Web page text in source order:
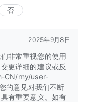
言（英语、阿拉伯语、德
语、日语、中文、俄语、
亚语、土耳其语、韩语、
买比特币、管理加密货币
币交易。
否
2025年9月8日
非常重视您的使用
更详细的建议或反
CN/my/user-
意见对我们不断
有重要意义。如有